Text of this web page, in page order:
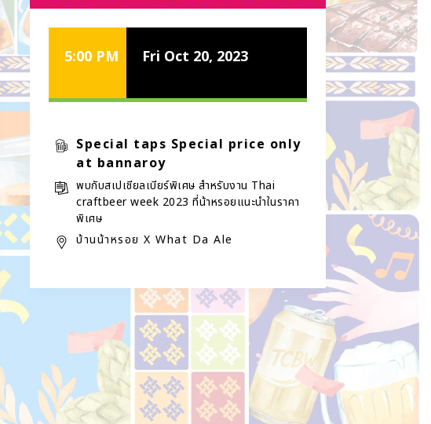
5:00 PM Fri Oct 20, 2023
Special taps Special price only
at bannaroy
พบกับสเปเชียลเบียร์พิเศษ สำหรับงาน Thai
craftbeer week 2023 ที่น้าหรอยแนะนำในราคา
พิเศษ
บ้านน้าหรอย X What Da Ale